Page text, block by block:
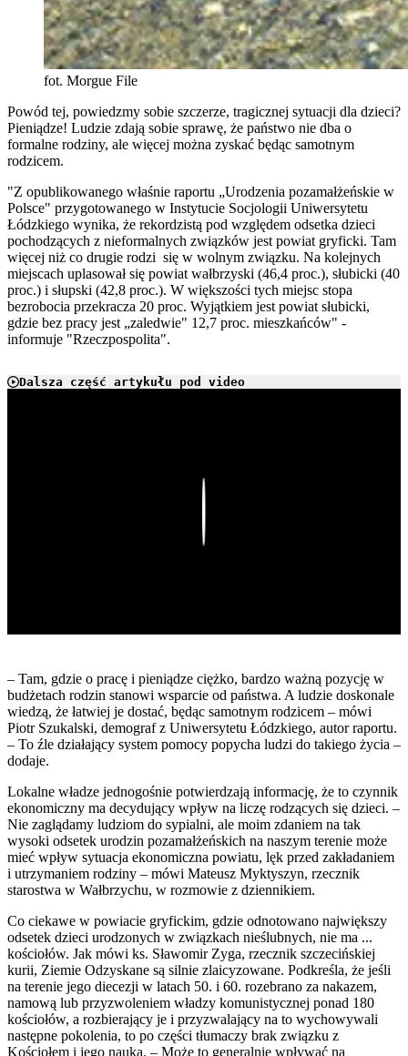
fot. Morgue File
Powód tej, powiedzmy sobie szczerze, tragicznej sytuacji dla dzieci?
Pieniądze! Ludzie zdają sobie sprawę, że państwo nie dba o
formalne rodziny, ale więcej można zyskać będąc samotnym
rodzicem.
"Z opublikowanego właśnie raportu „Urodzenia pozamałżeńskie w
Polsce" przygotowanego w Instytucie Socjologii Uniwersytetu
Łódzkiego wynika, że rekordzistą pod względem odsetka dzieci
pochodzących z nieformalnych związków jest powiat gryficki. Tam
więcej niż co drugie rodzi się w wolnym związku. Na kolejnych
miejscach uplasował się powiat wałbrzyski (46,4 proc.), słubicki (40
proc.) i słupski (42,8 proc.). W większości tych miejsc stopa
bezrobocia przekracza 20 proc. Wyjątkiem jest powiat słubicki,
gdzie bez pracy jest „zaledwie" 12,7 proc. mieszkańców" -
informuje "Rzeczpospolita".
Dalsza część artykułu pod video
– Tam, gdzie o pracę i pieniądze ciężko, bardzo ważną pozycję w
budżetach rodzin stanowi wsparcie od państwa. A ludzie doskonale
wiedzą, że łatwiej je dostać, będąc samotnym rodzicem – mówi
Piotr Szukalski, demograf z Uniwersytetu Łódzkiego, autor raportu.
– To źle działający system pomocy popycha ludzi do takiego życia –
dodaje.
Lokalne władze jednogośnie potwierdzają informację, że to czynnik
ekonomiczny ma decydujący wpływ na liczę rodzących się dzieci. –
Nie zaglądamy ludziom do sypialni, ale moim zdaniem na tak
wysoki odsetek urodzin pozamałżeńskich na naszym terenie może
mieć wpływ sytuacja ekonomiczna powiatu, lęk przed zakładaniem
i utrzymaniem rodziny – mówi Mateusz Myktyszyn, rzecznik
starostwa w Wałbrzychu, w rozmowie z dziennikiem.
Co ciekawe w powiacie gryfickim, gdzie odnotowano największy
odsetek dzieci urodzonych w związkach nieślubnych, nie ma ...
kościołów. Jak mówi ks. Sławomir Zyga, rzecznik szczecińskiej
kurii, Ziemie Odzyskane są silnie zlaicyzowane. Podkreśla, że jeśli
na terenie jego diecezji w latach 50. i 60. rozebrano za nakazem,
namową lub przyzwoleniem władzy komunistycznej ponad 180
kościołów, a rozbierający je i przyzwalający na to wychowywali
następne pokolenia, to po części tłumaczy brak związku z
Kościołem i jego nauką. – Może to generalnie wpływać na